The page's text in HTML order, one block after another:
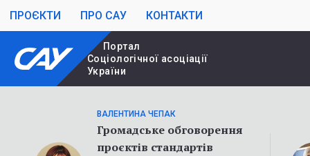
ПРОЄКТИ ПРО САУ КОНТАКТИ
Портал
Cоціологічної асоціації
України
ВАЛЕНТИНА ЧЕПАК
Громадське обговорення
проєктів стандартів